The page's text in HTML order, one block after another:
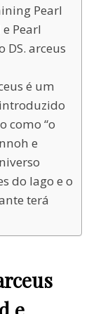
Pearl
Pearl
DS. arceus
é um
como “o
e
do lago e o
terá